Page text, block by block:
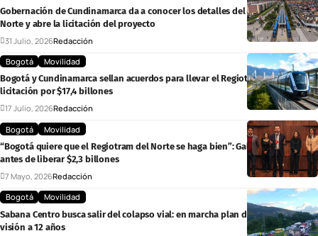
Gobernación de Cundinamarca da a conocer los detalles del RegioTram del
Norte y abre la licitación del proyecto
31 Julio, 2026Redacción
Bogotá
Movilidad
Bogotá y Cundinamarca sellan acuerdos para llevar el Regiotram del Norte a
licitación por $17,4 billones
17 Julio, 2026Redacción
Bogotá
Movilidad
“Bogotá quiere que el Regiotram del Norte se haga bien”: Galán exige ajustes
antes de liberar $2,3 billones
7 Mayo, 2026Redacción
Bogotá
Movilidad
Sabana Centro busca salir del colapso vial: en marcha plan de movilidad con
visión a 12 años